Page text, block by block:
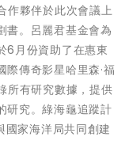
作夥伴於此次會議上
書。呂麗君基金會為
6月份資助了在惠東
傳奇影星哈里森·福
所有研究數據，提供
研究。綠海龜追蹤計
國家海洋局共同創建